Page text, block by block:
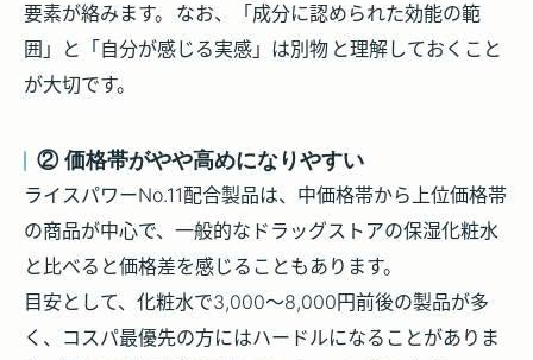
要素が絡みます。
なお、「成分に認められた効能の範
囲」と「自分が感じる実感」は別物 と理解しておくこと
が大切です。
② 価格帯がやや高めになりやすい
ライスパワーNo.11配合製品は、中価格帯から上位価格帯
の商品が中心で、一般的なドラッグストアの保湿化粧水
と比べると価格差を感じることもあります。
目安として、化粧水で3,000〜8,000円前後の製品が多
く、コスパ最優先の方にはハードルになることがありま